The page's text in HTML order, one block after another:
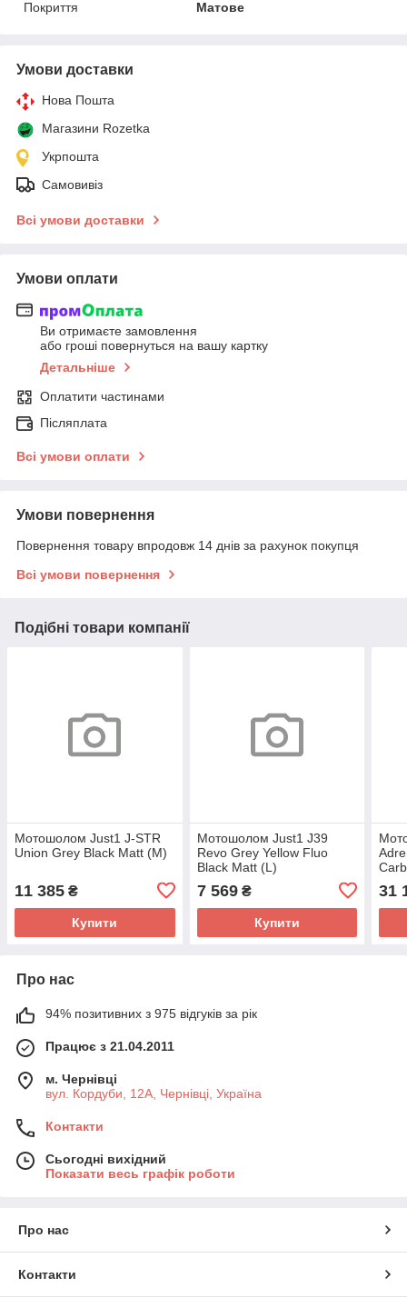
Покриття
Матове
Умови доставки
Нова Пошта
Магазини Rozetka
Укрпошта
Самовивіз
Всі умови доставки
Умови оплати
Ви отримаєте замовлення
або гроші повернуться на вашу картку
Детальніше
Оплатити частинами
Післяплата
Всі умови оплати
Умови повернення
Повернення товару впродовж 14 днів за рахунок покупця
Всі умови повернення
Подібні товари компанії
Мотошолом Just1 J-STR
Union Grey Black Matt (M)
11 385 ₴
Купити
Мотошолом Just1 J39
Revo Grey Yellow Fluo
Black Matt (L)
7 569₴
Купити
31
Про нас
94% позитивних з 975 відгуків за рік
Працює з 21.04.2011
м. Чернівці
вул. Кордуби, 12А, Чернівці, Україна
Контакти
Сьогодні вихідний
Показати весь графік роботи
Про нас
Контакти